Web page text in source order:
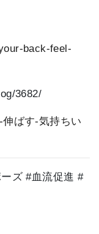
back-feel-
3682/
ばす-気持ちい
ズ #血流促進 #